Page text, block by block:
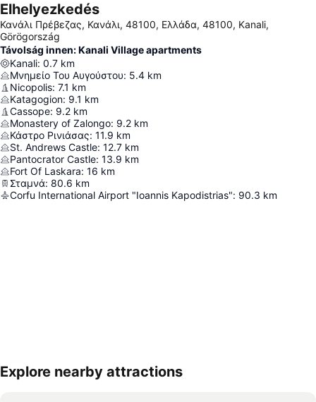
Elhelyezkedés
Κανάλι Πρέβεζας, Κανάλι, 48100, Ελλάδα, 48100, Kanali,
Görögország
Távolság innen: Kanali Village apartments
Kanali: 0.7 km
Μνημείο Του Αυγούστου: 5.4 km
Nicopolis: 7.1 km
Katagogion: 9.1 km
Cassope: 9.2 km
Monastery of Zalongo: 9.2 km
Κάστρο Ρινιάσας: 11.9 km
St. Andrews Castle: 12.7 km
Pantocrator Castle: 13.9 km
Fort Of Laskara: 16 km
Σταμνά: 80.6 km
Corfu International Airport "Ioannis Kapodistrias": 90.3 km
Nagy méretű térkép
Explore nearby attractions